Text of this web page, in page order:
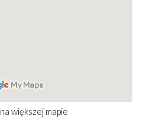
na większej mapie